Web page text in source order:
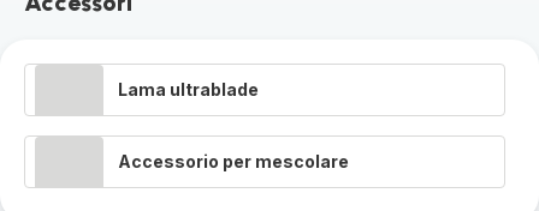
Lama ultrablade
Accessorio per mescolare